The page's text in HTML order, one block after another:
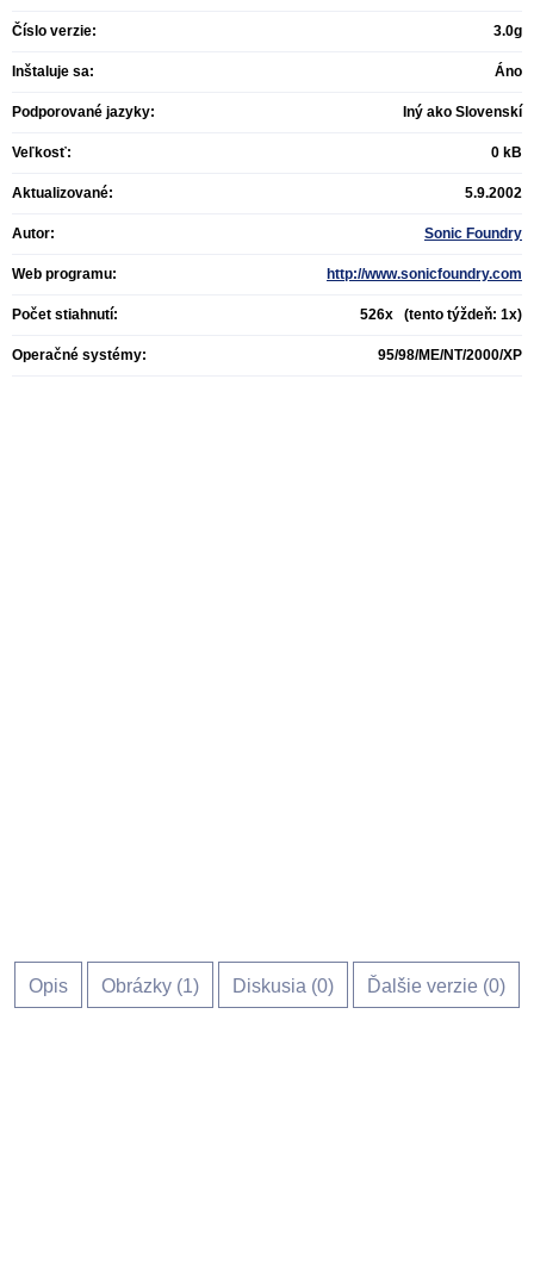
Číslo verzie: 3.0g
Inštaluje sa: Áno
Podporované jazyky: Iný ako Slovenskí
Veľkosť: 0 kB
Aktualizované: 5.9.2002
Autor: Sonic Foundry
Web programu: http://www.sonicfoundry.com
Počet stiahnutí: 526x (tento týždeň: 1x)
Operačné systémy: 95/98/ME/NT/2000/XP
Opis Obrázky (1) Diskusia (0) Ďalšie verzie (0)